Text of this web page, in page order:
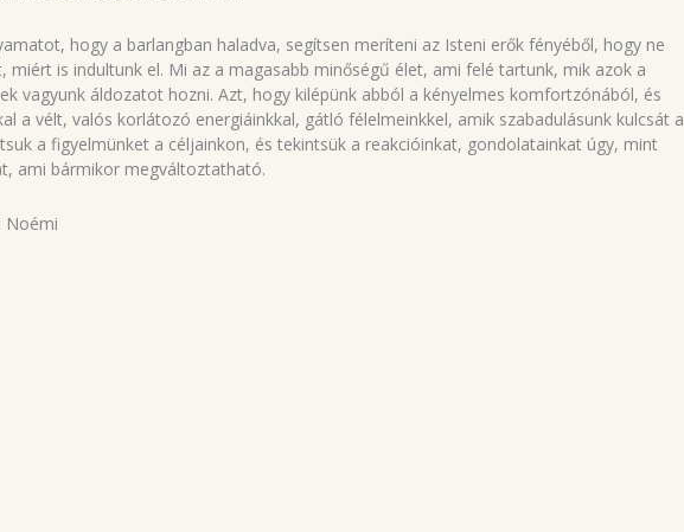
hogy a barlangban haladva, segítsen meríteni az Isteni erők fényéből, hogy ne
miért is indultunk el. Mi az a magasabb minőségű élet, ami felé tartunk, mik azok a
vagyunk áldozatot hozni. Azt, hogy kilépünk abból a kényelmes komfortzónából, és
a vélt, valós korlátozó energiáinkkal, gátló félelmeinkkel, amik szabadulásunk kulcsát a
a figyelmünket a céljainkon, és tekintsük a reakcióinkat, gondolatainkat úgy, mint
ami bármikor megváltoztatható.
Noémi